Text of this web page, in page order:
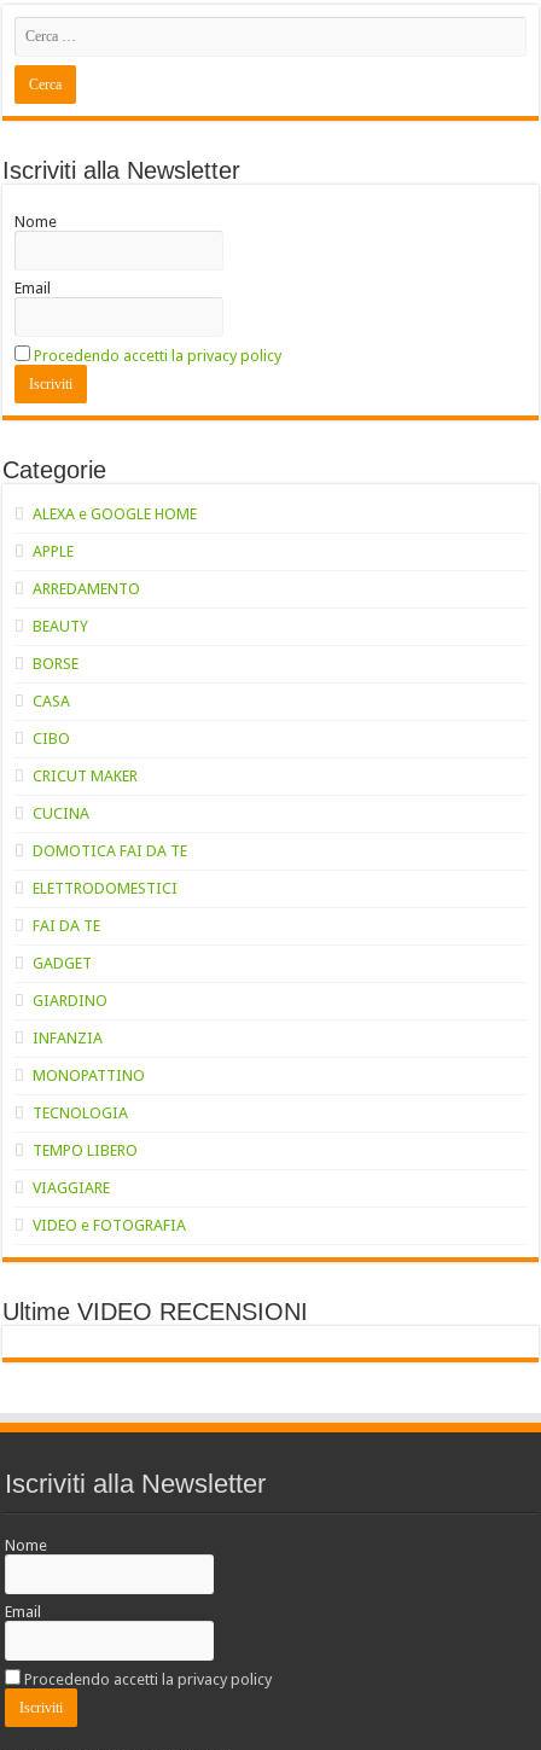
Iscriviti alla Newsletter
Nome
Email
Procedendo accetti la privacy policy
Categorie
ALEXA e GOOGLE HOME
APPLE
ARREDAMENTO
BEAUTY
BORSE
CASA
CIBO
CRICUT MAKER
CUCINA
DOMOTICA FAI DA TE
ELETTRODOMESTICI
FAI DA TE
GADGET
GIARDINO
INFANZIA
MONOPATTINO
TECNOLOGIA
TEMPO LIBERO
VIAGGIARE
VIDEO e FOTOGRAFIA
Ultime VIDEO RECENSIONI
Iscriviti alla Newsletter
Nome
Email
Procedendo accetti la privacy policy